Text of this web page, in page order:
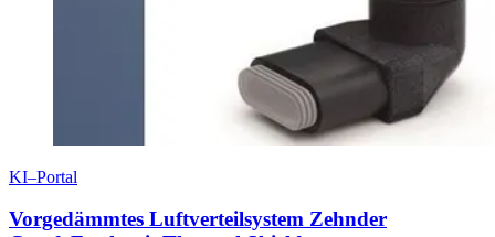
KI–Portal
Vorgedämmtes Luftverteilsystem Zehnder